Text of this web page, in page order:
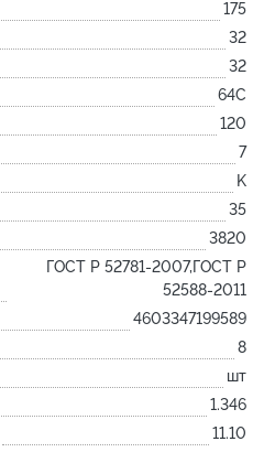
175
32
32
64С
120
7
K
35
3820
ГОСТ Р 52781-2007,ГОСТ Р
52588-2011
4603347199589
8
шт
1.346
11.10